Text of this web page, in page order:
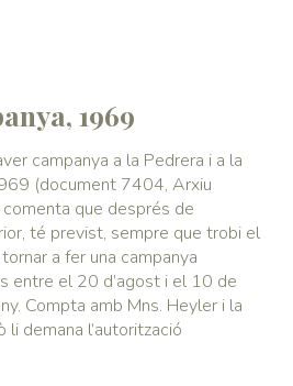
1969
campanya a la Pedrera i a la
(document 7404, Arxiu
que després de
té previst, sempre que trobi el
a fer una campanya
entre el 20 d’agost i el 10 de
Compta amb Mns. Heyler i la
li demana l’autorització